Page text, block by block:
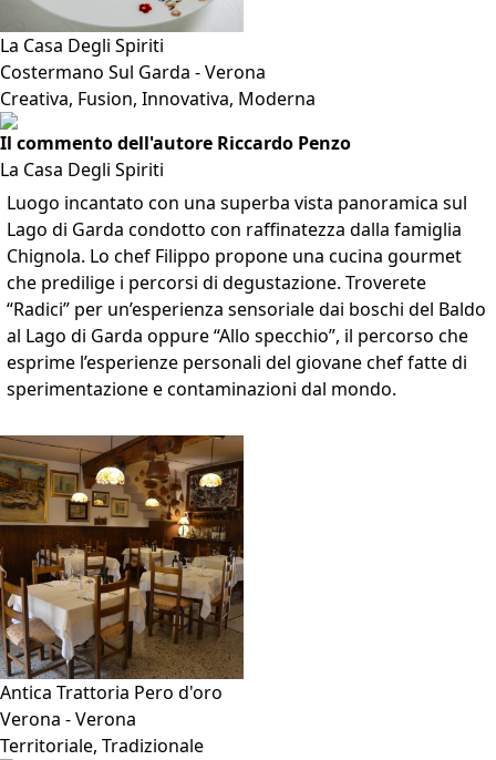
La Casa Degli Spiriti
Costermano Sul Garda - Verona
Creativa, Fusion, Innovativa, Moderna
Il commento dell'autore Riccardo Penzo
La Casa Degli Spiriti
Luogo incantato con una superba vista panoramica sul
Lago di Garda condotto con raffinatezza dalla famiglia
Chignola. Lo chef Filippo propone una cucina gourmet
che predilige i percorsi di degustazione. Troverete
“Radici” per un’esperienza sensoriale dai boschi del Baldo
al Lago di Garda oppure “Allo specchio”, il percorso che
esprime l’esperienze personali del giovane chef fatte di
sperimentazione e contaminazioni dal mondo.
Antica Trattoria Pero d'oro
Verona - Verona
Territoriale, Tradizionale